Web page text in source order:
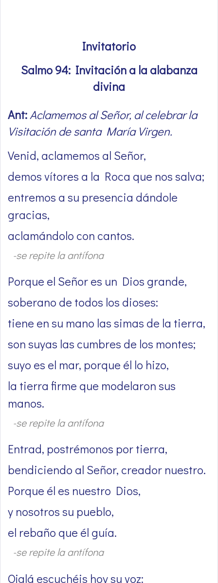
Invitatorio
Salmo 94: Invitación a la alabanza
divina
Ant:Aclamemos al Señor, al celebrar la
Visitación de santa María Virgen.
Venid, aclamemos al Señor,
demos vítores a la Roca que nos salva;
entremos a su presencia dándole
gracias,
aclamándolo con cantos.
-se repite la antífona
Porque el Señor es un Dios grande,
soberano de todos los dioses:
tiene en su mano las simas de la tierra,
son suyas las cumbres de los montes;
suyo es el mar, porque él lo hizo,
la tierra firme que modelaron sus
manos.
-se repite la antífona
Entrad, postrémonos por tierra,
bendiciendo al Señor, creador nuestro.
Porque él es nuestro Dios,
y nosotros su pueblo,
el rebaño que él guía.
-se repite la antífona
Ojalá escuchéis hoy su voz: